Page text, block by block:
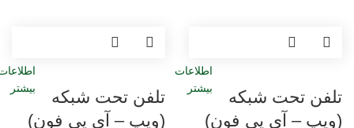
اطلاعات
بیشتر
تلفن تحت شبکه
(ویپ – آی پی فون)
بیشتر
تلفن تحت شبکه
(ویپ – آی پی فون)